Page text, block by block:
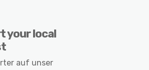
your local
auf unser